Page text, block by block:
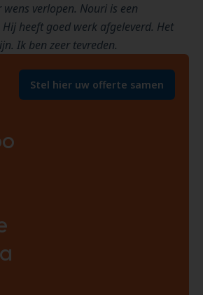
verlopen. Nouri is een
heeft goed werk afgeleverd. Het
Ik ben zeer tevreden.
Stel hier uw offerte samen